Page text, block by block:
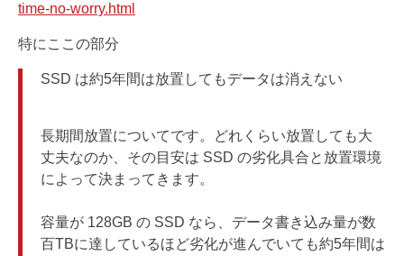
time-no-worry.html
特にここの部分
SSD は約5年間は放置してもデータは消えない
長期間放置についてです。どれくらい放置しても大
丈夫なのか、その目安は SSD の劣化具合と放置環境
によって決まってきます。
容量が 128GB の SSD なら、データ書き込み量が数
百TBに達しているほど劣化が進んでいても約5年間は